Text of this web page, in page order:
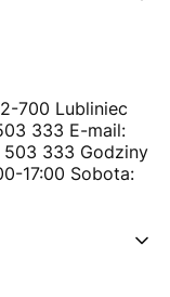
700 Lubliniec
333 E-mail:
503 333 Godziny
17:00 Sobota: